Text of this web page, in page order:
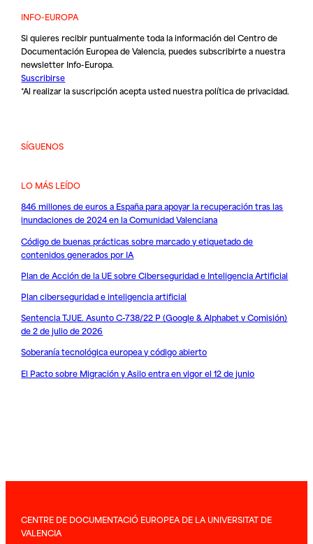
INFO-EUROPA
Si quieres recibir puntualmente toda la información del Centro de
Documentación Europea de Valencia, puedes subscribirte a nuestra
newsletter Info-Europa.
Suscribirse
*Al realizar la suscripción acepta usted nuestrapolítica de privacidad.
SÍGUENOS
LO MÁS LEÍDO
846 millones de euros a España para apoyar la recuperación tras las
inundaciones de 2024 en la Comunidad Valenciana
Código de buenas prácticas sobre marcado y etiquetado de
contenidos generados por IA
Plan de Acción de la UE sobre Ciberseguridad e Inteligencia Artificial
Plan ciberseguridad e inteligencia artificial
Sentencia TJUE. Asunto C-738/22 P (Google & Alphabet v Comisión)
de 2 de julio de 2026
Soberanía tecnológica europea y código abierto
El Pacto sobre Migración y Asilo entra en vigor el 12 de junio
CENTRE DE DOCUMENTACIÓ EUROPEA DE LA UNIVERSITAT DE
VALENCIA